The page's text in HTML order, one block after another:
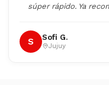
súper rápido. Ya
S Sofi G.
Jujuy